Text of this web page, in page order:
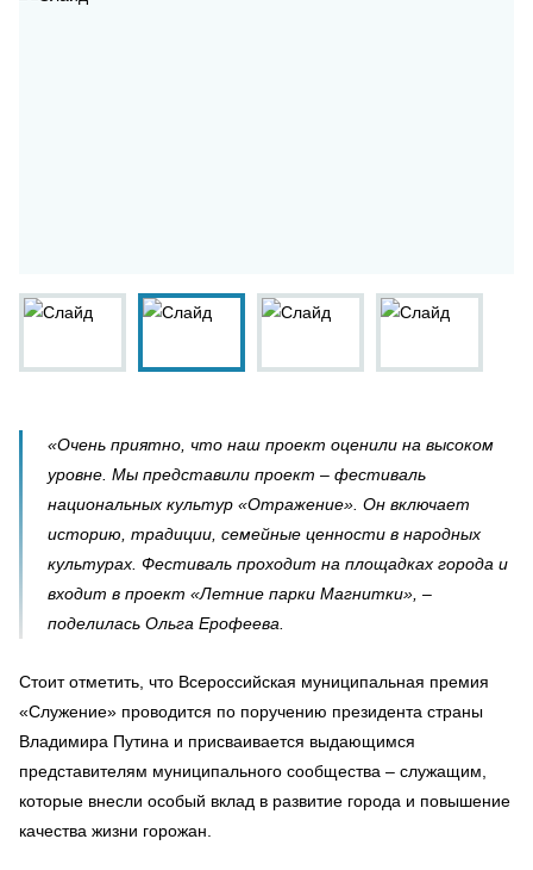
«Очень приятно, что наш проект оценили на высоком
уровне. Мы представили проект – фестиваль
национальных культур «Отражение». Он включает
историю, традиции, семейные ценности в народных
культурах. Фестиваль проходит на площадках города и
входит в проект «Летние парки Магнитки», –
поделилась Ольга Ерофеева.
Стоит отметить, что Всероссийская муниципальная премия
«Служение» проводится по поручению президента страны
Владимира Путина и присваивается выдающимся
представителям муниципального сообщества – служащим,
которые внесли особый вклад в развитие города и повышение
качества жизни горожан.